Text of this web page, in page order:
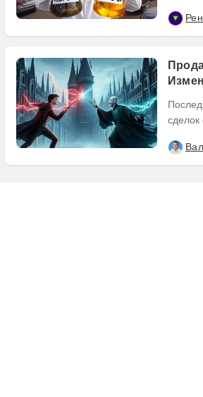
Последний раз
сделок